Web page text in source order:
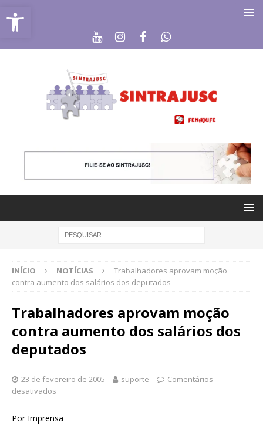
Abrir a barra de ferramentas
INÍCIO NOTÍCIAS
Trabalhadores aprovam moção
contra aumento dos salários dos deputados
Trabalhadores aprovam moção
contra aumento dos salários dos
deputados
23 de fevereiro de 2005 suporte
Comentários
desativados
Por Imprensa